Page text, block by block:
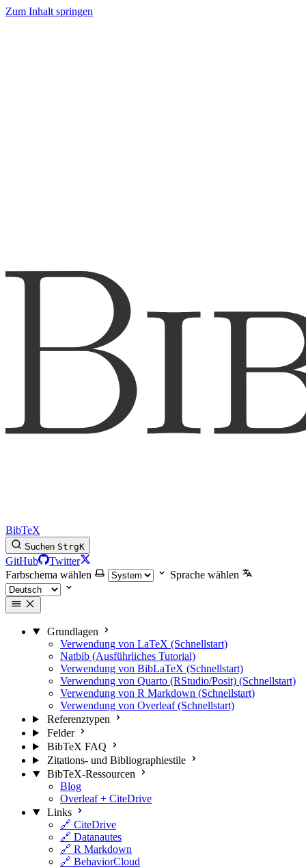
Zum Inhalt springen
BibTeX
Suchen StrgK
GitHub
Twitter
Farbschema wählen
Sprache wählen
Grundlagen
Verwendung von LaTeX (Schnellstart)
Natbib (Ausführliches Tutorial)
Verwendung von BibLaTeX (Schnellstart)
Verwendung von Quarto (RStudio/Posit) (Schnellstart)
Verwendung von R Markdown (Schnellstart)
Verwendung von Overleaf (Schnellstart)
Referenztypen
Felder
BibTeX FAQ
Zitations- und Bibliographiestile
BibTeX-Ressourcen
Blog
Overleaf + CiteDrive
Links
🔗 CiteDrive
🔗 Datanautes
🔗 R Markdown
🔗 BehaviorCloud